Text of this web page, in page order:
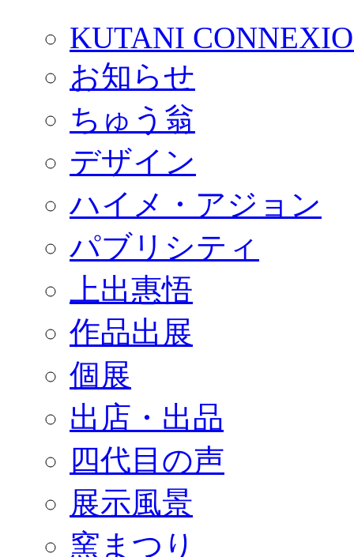
KUTANI
お知らせ
ちゅう翁
デザイン
ハイメ・アジョン
パブリシティ
上出惠悟
作品出展
個展
出店・出品
四代目の声
展示風景
窯まつり